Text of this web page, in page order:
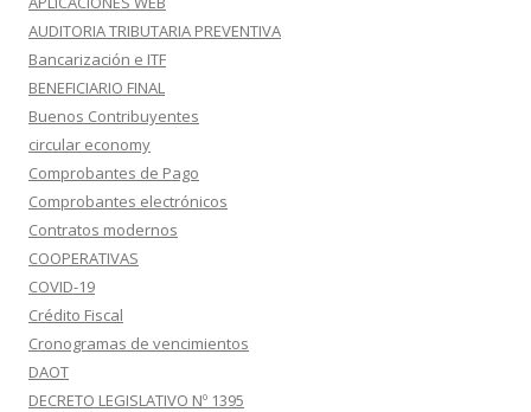
AUDITORIA TRIBUTARIA PREVENTIVA
Bancarización e ITF
BENEFICIARIO FINAL
Buenos Contribuyentes
circular economy
Comprobantes de Pago
Comprobantes electrónicos
Contratos modernos
COOPERATIVAS
COVID-19
Crédito Fiscal
Cronogramas de vencimientos
DAOT
DECRETO LEGISLATIVO Nº 1395